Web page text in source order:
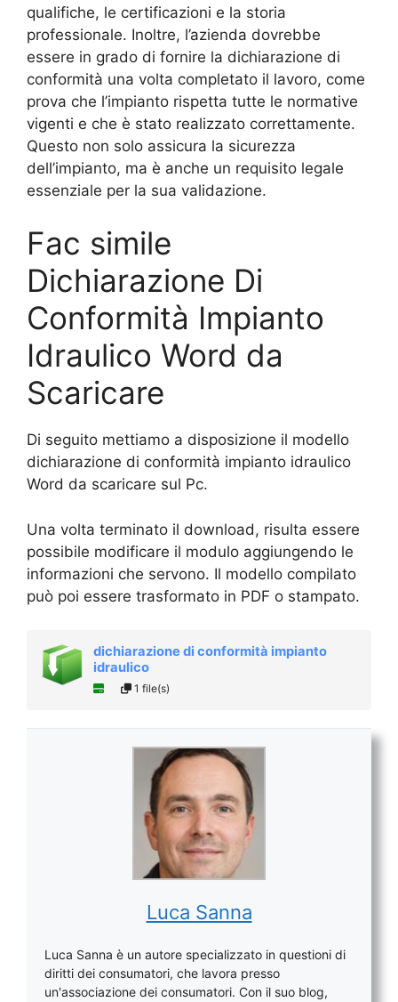
qualifiche, le certificazioni e la storia
professionale. Inoltre, l’azienda dovrebbe
essere in grado di fornire la dichiarazione di
conformità una volta completato il lavoro, come
prova che l’impianto rispetta tutte le normative
vigenti e che è stato realizzato correttamente.
Questo non solo assicura la sicurezza
dell’impianto, ma è anche un requisito legale
essenziale per la sua validazione.
Fac simile
Dichiarazione Di
Conformità Impianto
Idraulico Word da
Scaricare
Di seguito mettiamo a disposizione il modello
dichiarazione di conformità impianto idraulico
Word da scaricare sul Pc.
Una volta terminato il download, risulta essere
possibile modificare il modulo aggiungendo le
informazioni che servono. Il modello compilato
può poi essere trasformato in PDF o stampato.
dichiarazione di conformità impianto
idraulico
1 file(s)
Luca Sanna
Luca Sanna è un autore specializzato in questioni di
diritti dei consumatori, che lavora presso
un'associazione dei consumatori. Con il suo blog,